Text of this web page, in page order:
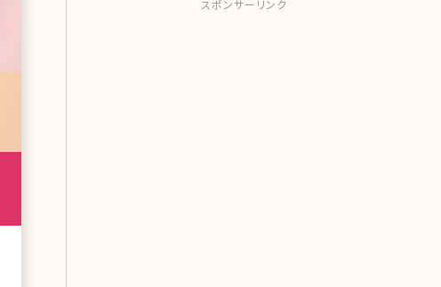
スポンサーリンク